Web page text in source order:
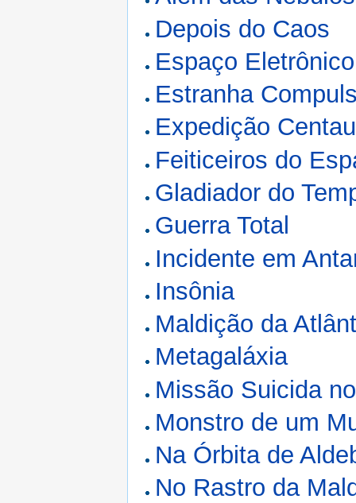
Depois do Caos
Espaço Eletrônico
Estranha
Expedição
Feiticeiros do
Gladiador do
Guerra Total
Incidente em
Insônia
Maldição da
Metagaláxia
Missão Suicida
Monstro de um
Na Órbita de
No Rastro da